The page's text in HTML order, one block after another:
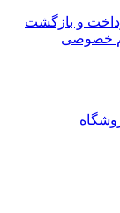
و بازگشت
خصوصی